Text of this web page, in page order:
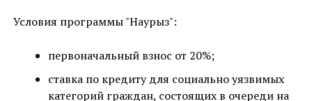
Условия программы "Наурыз":
первоначальный взнос от 20%;
ставка по кредиту для социально уязвимых
категорий граждан, состоящих в очереди на